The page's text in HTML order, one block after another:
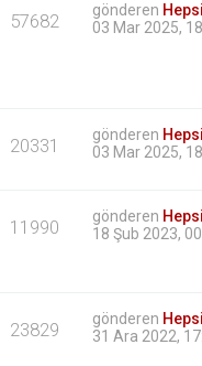
57682 gönderen
03 Mar 2025,
20331 gönderen
03 Mar 2025,
11990 gönderen
18 Şub 2023,
23829 gönderen
31 Ara 2022,